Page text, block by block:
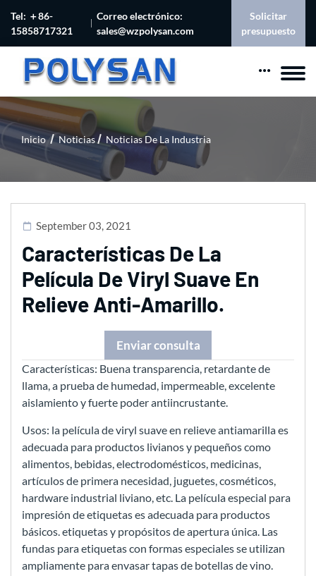
Tel: ＋86-
15858717321
Correo electrónico:
sales@wzpolysan.com
Solicitar
presupuesto
Inicio Noticias Noticias De La Industria
September 03, 2021
Características De La
Película De Viryl Suave En
Relieve Anti-Amarillo.
Enviar consulta
Características: Buena transparencia, retardante de
llama, a prueba de humedad, impermeable, excelente
aislamiento y fuerte poder antiincrustante.
Usos: la película de viryl suave en relieve antiamarilla es
adecuada para productos livianos y pequeños como
alimentos, bebidas, electrodomésticos, medicinas,
artículos de primera necesidad, juguetes, cosméticos,
hardware industrial liviano, etc. La película especial para
impresión de etiquetas es adecuada para productos
básicos. etiquetas y propósitos de apertura única. Las
fundas para etiquetas con formas especiales se utilizan
ampliamente para envasar tapas de botellas de vino.